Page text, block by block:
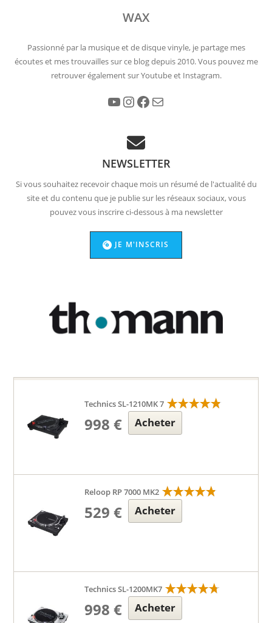
WAX
Passionné par la musique et de disque vinyle, je partage mes
écoutes et mes trouvailles sur ce blog depuis 2010. Vous pouvez me
retrouver également sur Youtube et Instagram.
YouTube Instagram Facebook
NEWSLETTER
Si vous souhaitez recevoir chaque mois un résumé de l'actualité du
site et du contenu que je publie sur les réseaux sociaux, vous
pouvez vous inscrire ci-dessous à ma newsletter
JE M'INSCRIS
Technics SL-1210MK 7
998 € Acheter
Reloop RP 7000 MK2
529 € Acheter
Technics SL-1200MK7
998 € Acheter